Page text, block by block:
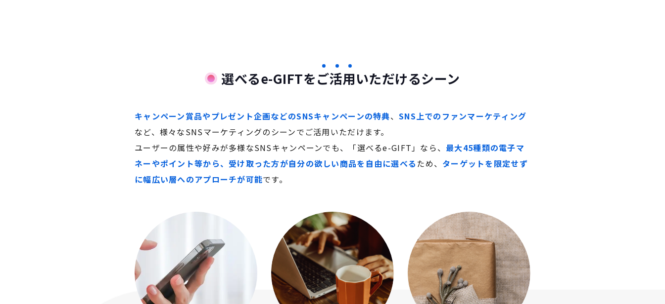
選べるe-GIFTをご活用いただけるシーン
キャンペーン賞品やプレゼント企画などのSNSキャンペーンの特典、 SNS上でのファンマーケティング
など、様々なSNSマーケティングのシーンでご活用いただけます。
ユーザーの属性や好みが多様なSNSキャンペーンでも、「選べるe-GIFT」なら、 最大45種類の電子マ
ネーやポイント等から、受け取った方が自分の欲しい商品を自由に選べる ため、 ターゲットを限定せず
に幅広い層へのアプローチが可能です。